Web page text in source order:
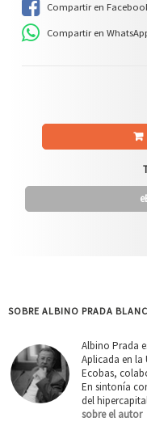
Compartir en
Compartir en
SOBRE ALBINO PRADA
Albino Prada
Aplicada en la
Ecobas,
En sintonía
del
sobre el autor